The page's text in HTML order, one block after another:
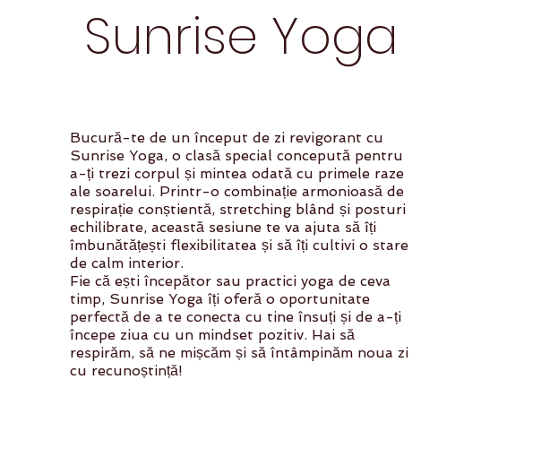
Sunrise Yoga
Bucură-te de un început de zi revigorant cu
Sunrise Yoga, o clasă special concepută pentru
a-ți trezi corpul și mintea odată cu primele raze
ale soarelui. Printr-o combinație armonioasă de
respirație conștientă, stretching blând și posturi
echilibrate, această sesiune te va ajuta să îți
îmbunătățești flexibilitatea și să îți cultivi o stare
de calm interior.
Fie că ești începător sau practici yoga de ceva
timp, Sunrise Yoga îți oferă o oportunitate
perfectă de a te conecta cu tine însuți și de a-ți
începe ziua cu un mindset pozitiv. Hai să
respirăm, să ne mișcăm și să întâmpinăm noua zi
cu recunoștință!